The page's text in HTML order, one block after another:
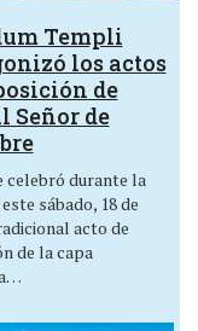
Templi
los actos
de
Señor de
celebró durante la
sábado, 18 de
acto de
de la capa